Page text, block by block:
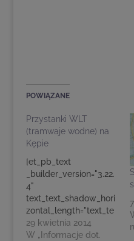
POWIĄZANE
Przystanki WLT
(tramwaje wodne) na
Kępie
[et_pb_text
_builder_version="3.22.
4"
text_text_shadow_hori
zontal_length="text_te
xt_shadow_style,%91o
bject Object%93"
29 kwietnia 2014
W „Informacje dot.